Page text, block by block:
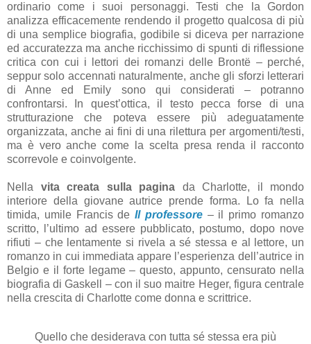
ordinario come i suoi personaggi. Testi che la Gordon
analizza efficacemente rendendo il progetto qualcosa di più
di una semplice biografia, godibile si diceva per narrazione
ed accuratezza ma anche ricchissimo di spunti di riflessione
critica con cui i lettori dei romanzi delle Brontë – perché,
seppur solo accennati naturalmente, anche gli sforzi letterari
di Anne ed Emily sono qui considerati – potranno
confrontarsi. In quest’ottica, il testo pecca forse di una
strutturazione che poteva essere più adeguatamente
organizzata, anche ai fini di una rilettura per argomenti/testi,
ma è vero anche come la scelta presa renda il racconto
scorrevole e coinvolgente.
Nella vita creata sulla pagina da Charlotte, il mondo
interiore della giovane autrice prende forma. Lo fa nella
timida, umile Francis deIl professore– il primo romanzo
scritto, l’ultimo ad essere pubblicato, postumo, dopo nove
rifiuti – che lentamente si rivela a sé stessa e al lettore, un
romanzo in cui immediata appare l’esperienza dell’autrice in
Belgio e il forte legame – questo, appunto, censurato nella
biografia di Gaskell – con il suo maitre Heger, figura centrale
nella crescita di Charlotte come donna e scrittrice.
Quello che desiderava con tutta sé stessa era più